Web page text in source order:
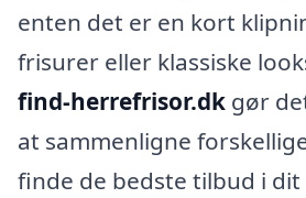
enten det er en kort
frisurer eller klassiske
find-herrefrisor.dk gør
at sammenligne
finde de bedste tilbud i